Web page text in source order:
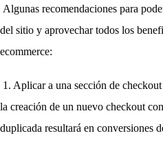
Algunas recomendaciones para
del sitio y aprovechar todos los
ecommerce:
1. Aplicar a una sección de
la creación de un nuevo checkout
duplicada resultará en conversiones